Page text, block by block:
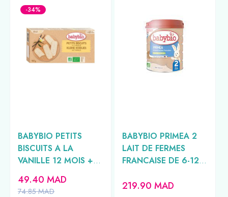
-34%
BABYBIO PETITS
BISCUITS A LA
VANILLE 12 MOIS +
74.85MAD
49.40 MAD
BABYBIO PRIMEA 2
LAIT DE FERMES
FRANCAISE DE 6-12
219.90 MAD